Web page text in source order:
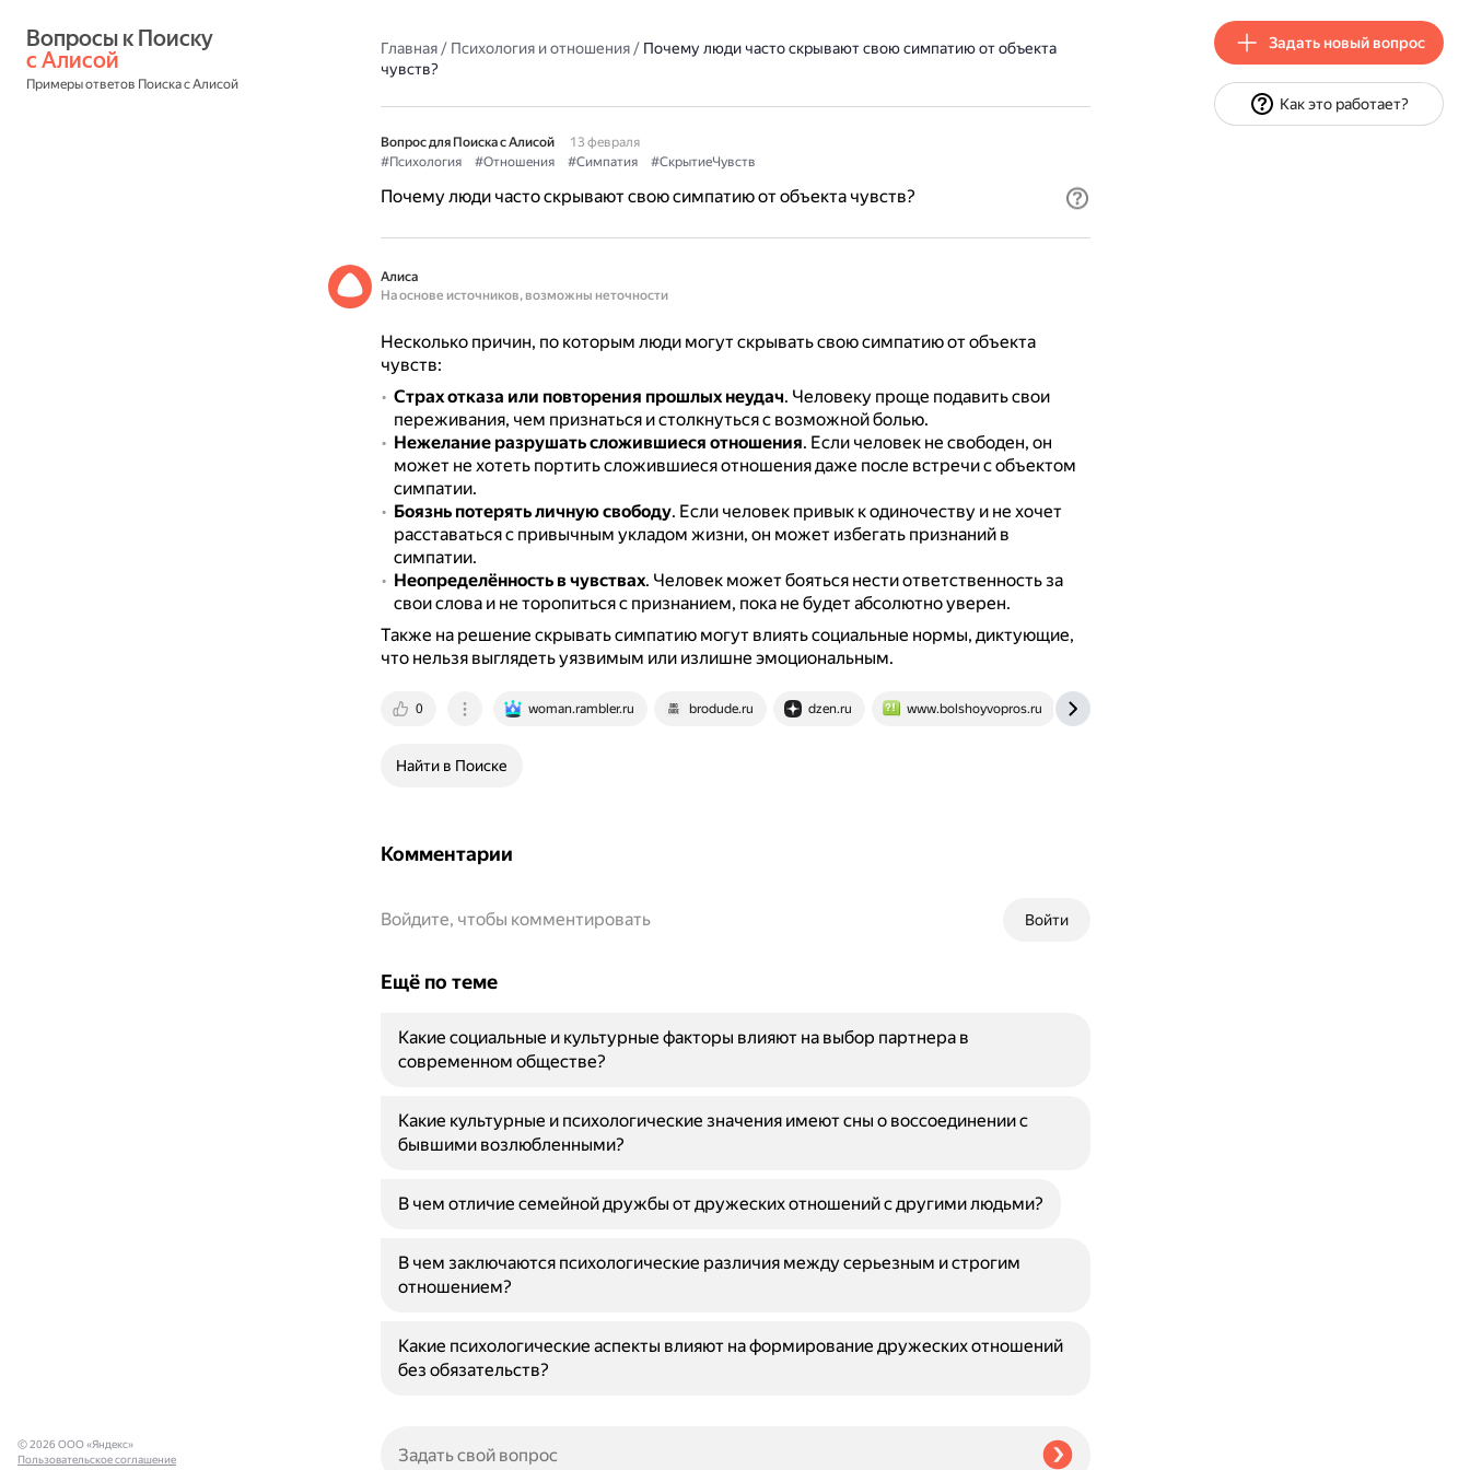
с Алисой
Примеры ответов Поиска с Алисой
Главная/ Психология и отношения/ Почему люди часто скрывают свою симпатию от объекта
чувств?
Вопрос для Поиска с Алисой
13 февраля
#Психология
#Отношения #Симпатия #СкрытиеЧувств
Почему люди часто скрывают свою симпатию от объекта чувств?
Алиса
На основе источников, возможны неточности
Несколько причин, по которым люди могут скрывать свою симпатию от объекта
чувств:
Страх отказа или повторения прошлых неудач. Человеку проще подавить свои
переживания, чем признаться и столкнуться с возможной болью.
Нежелание разрушать сложившиеся отношения. Если человек не свободен, он
может не хотеть портить сложившиеся отношения даже после встречи с объектом
симпатии.
Боязнь потерять личную свободу. Если человек привык к одиночеству и не хочет
расставаться с привычным укладом жизни, он может избегать признаний в
симпатии.
Неопределённость в чувствах. Человек может бояться нести ответственность за
свои слова и не торопиться с признанием, пока не будет абсолютно уверен.
Также на решение скрывать симпатию могут влиять социальные нормы, диктующие,
что нельзя выглядеть уязвимым или излишне эмоциональным.
0 woman.rambler.ru brodude.ru dzen.ru www.bolshoyvopros.ru
Найти в Поиске
Комментарии
Войти
Войдите, чтобы комментировать
Ещё по теме
Какие социальные и культурные факторы влияют на выбор партнера в
современном обществе?
Какие культурные и психологические значения имеют сны о воссоединении с
бывшими возлюбленными?
В чем отличие семейной дружбы от дружеских отношений с другими людьми?
В чем заключаются психологические различия между серьезным и строгим
отношением?
Какие психологические аспекты влияют на формирование дружеских отношений
без обязательств?
© 2026 ООО «Яндекс»
Пользовательское соглашение
Задать новый вопрос
Как это работает?